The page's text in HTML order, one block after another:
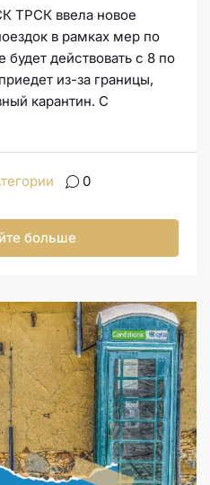
ТРСК ввела новое
в рамках мер по
действовать с 8 по
из-за границы,
карантин. С
0
больше